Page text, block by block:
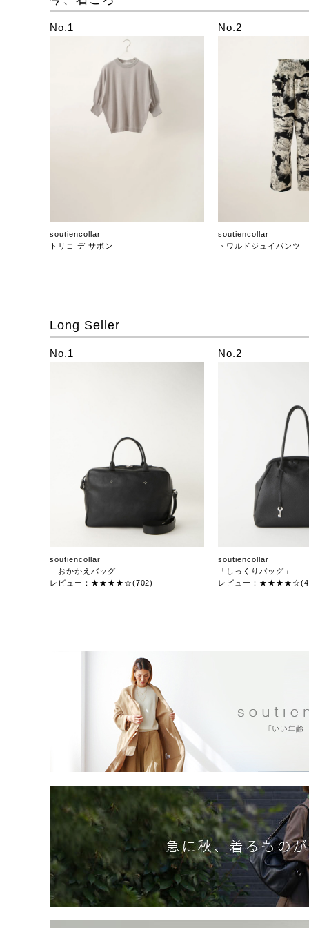
No.1
soutiencollar
トリコ デ サボン
No.2
soutiencollar
トワルドジュイパンツ
Long Seller
No.1
soutiencollar
「おかかえバッグ」
レビュー：★★★★☆(702)
No.2
soutiencollar
「しっくりバッグ」
レビュー：